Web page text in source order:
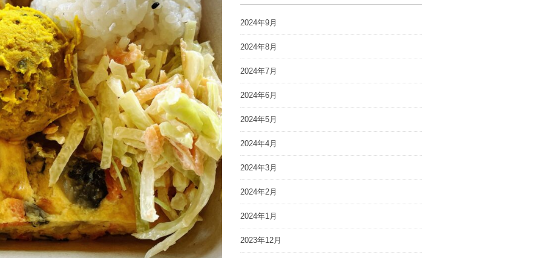
2024年9月
2024年8月
2024年7月
2024年6月
2024年5月
2024年4月
2024年3月
2024年2月
2024年1月
2023年12月